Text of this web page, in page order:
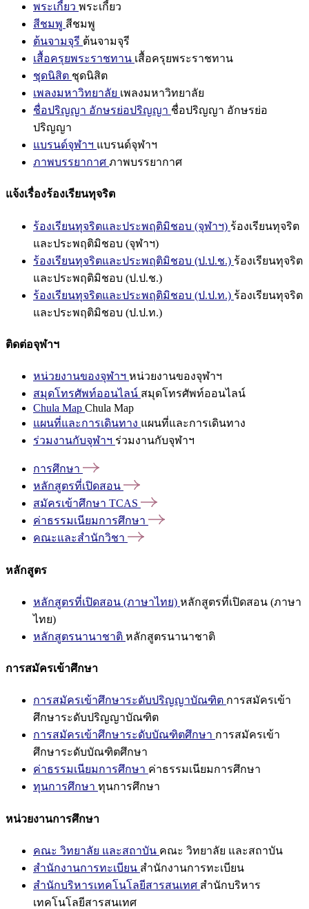
พระเกี้ยว พระเกี้ยว
สีชมพู สีชมพู
ต้นจามจุรี ต้นจามจุรี
เสื้อครุยพระราชทาน เสื้อครุยพระราชทาน
ชุดนิสิต ชุดนิสิต
เพลงมหาวิทยาลัย เพลงมหาวิทยาลัย
ชื่อปริญญา อักษรย่อปริญญา ชื่อปริญญา อักษรย่อ
ปริญญา
แบรนด์จุฬาฯ แบรนด์จุฬาฯ
ภาพบรรยากาศ ภาพบรรยากาศ
แจ้งเรื่องร้องเรียนทุจริต
ร้องเรียนทุจริตและประพฤติมิชอบ (จุฬาฯ) ร้องเรียนทุจริต
และประพฤติมิชอบ (จุฬาฯ)
ร้องเรียนทุจริตและประพฤติมิชอบ (ป.ป.ช.) ร้องเรียนทุจริต
และประพฤติมิชอบ (ป.ป.ช.)
ร้องเรียนทุจริตและประพฤติมิชอบ (ป.ป.ท.) ร้องเรียนทุจริต
และประพฤติมิชอบ (ป.ป.ท.)
ติดต่อจุฬาฯ
หน่วยงานของจุฬาฯ หน่วยงานของจุฬาฯ
สมุดโทรศัพท์ออนไลน์ สมุดโทรศัพท์ออนไลน์
Chula Map Chula Map
แผนที่และการเดินทาง แผนที่และการเดินทาง
ร่วมงานกับจุฬาฯ ร่วมงานกับจุฬาฯ
การศึกษา
หลักสูตรที่เปิดสอน
สมัครเข้าศึกษา TCAS
ค่าธรรมเนียมการศึกษา
คณะและสำนักวิชา
หลักสูตร
หลักสูตรที่เปิดสอน (ภาษาไทย) หลักสูตรที่เปิดสอน (ภาษา
ไทย)
หลักสูตรนานาชาติ หลักสูตรนานาชาติ
การสมัครเข้าศึกษา
การสมัครเข้าศึกษาระดับปริญญาบัณฑิต การสมัครเข้า
ศึกษาระดับปริญญาบัณฑิต
การสมัครเข้าศึกษาระดับบัณฑิตศึกษา การสมัครเข้า
ศึกษาระดับบัณฑิตศึกษา
ค่าธรรมเนียมการศึกษา ค่าธรรมเนียมการศึกษา
ทุนการศึกษา ทุนการศึกษา
หน่วยงานการศึกษา
คณะ วิทยาลัย และสถาบัน คณะ วิทยาลัย และสถาบัน
สำนักงานการทะเบียน สำนักงานการทะเบียน
สำนักบริหารเทคโนโลยีสารสนเทศ สำนักบริหาร
เทคโนโลยีสารสนเทศ